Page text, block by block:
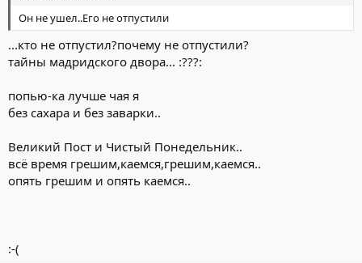
Он не ушел..Его не отпустили
...кто не отпустил?почему не отпустили?
тайны мадридского двора... :???:
попью-ка лучше чая я
без сахара и без заварки..
Великий Пост и Чистый Понедельник..
всё время грешим,каемся,грешим,каемся..
опять грешим и опять каемся..
:-(